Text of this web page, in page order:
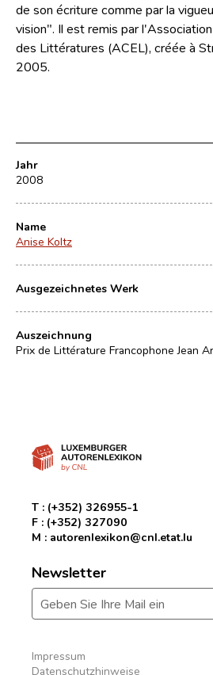
de son écriture comme par la
vision". Il est remis par
des Littératures (ACEL), créée à
2005.
Jahr
2008
Name
Anise Koltz
Ausgezeichnetes Werk
Auszeichnung
Prix de Littérature Francophone Jean
T : (+352) 326955-1
F : (+352) 327090
M : autorenlexikon@cnl.etat.lu
Newsletter
Impressum
Datenschutzhinweise